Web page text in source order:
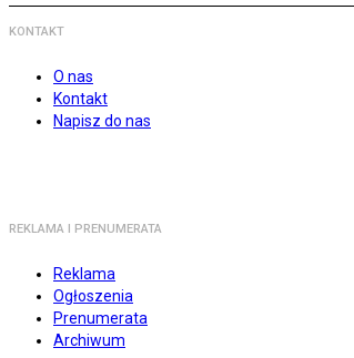
KONTAKT
O nas
Kontakt
Napisz do nas
REKLAMA I PRENUMERATA
Reklama
Ogłoszenia
Prenumerata
Archiwum